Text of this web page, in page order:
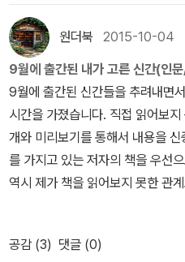
저자는 기억의 은유들이 모습은 계
달라지지 않았다고 말한다. “심리
럼 보일 때가 있다. 재발견 사례가
거의 가치 있는 경험적.개념적 업
큼 영향을 미치지 못하고 있기 때
저자는 심리학 자체의 기억을 가
질문한다. 답은 “끝없이 기록하고
프로이트의 ‘신비스런 글쓰기 판
어내고 들여다보지 않는 한 아래
고, 이미 오래전에 존재했던 개념
함보다 호기심이 더 앞섰기에 예
본 결과, 2019년 한해를 넘어 평
고 싶다. 이 연극은 기억을 주제로
기를 바탕으로 하고 있다. 연극은
은 연출가 자신의 기억을 소재로
찰하는 메타 연극이라고 볼 수 있
위해 어느 시를 외우는 데 겪는 예
제목이 가리키는 주소지에 있던
City)의 아파트를 기억술에서 사
리고 오랜 세월이 지났지만 머릿
과 집을 둘러싼 개인적인 기억을
원더북 2015-10-04
9월에 출간된 내가 고른 신간(인
9월에 출간된 신간들을 추려내면
시간을 가졌습니다. 직접 읽어보
개와 미리보기를 통해서 내용을
를 가지고 있는 저자의 책을 우선
역시 제가 책을 읽어보지 못한 관
정의 물리학 (김범준/동아시아/
을 인상깊게 읽어봤다면 [세상물
공감 (3) 댓글 (0)